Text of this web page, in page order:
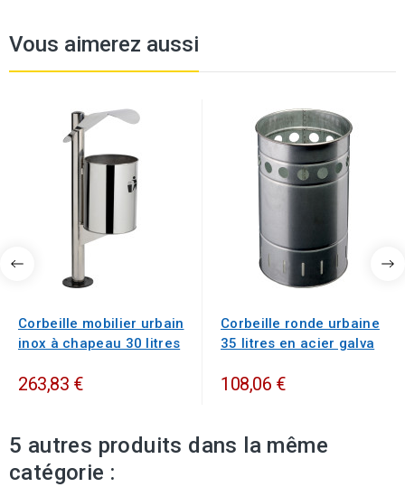
Vous aimerez aussi
Corbeille mobilier urbain
inox à chapeau 30 litres
263,83 €
Corbeille ronde urbaine
35 litres en acier galva
108,06 €
5 autres produits dans la même
catégorie :